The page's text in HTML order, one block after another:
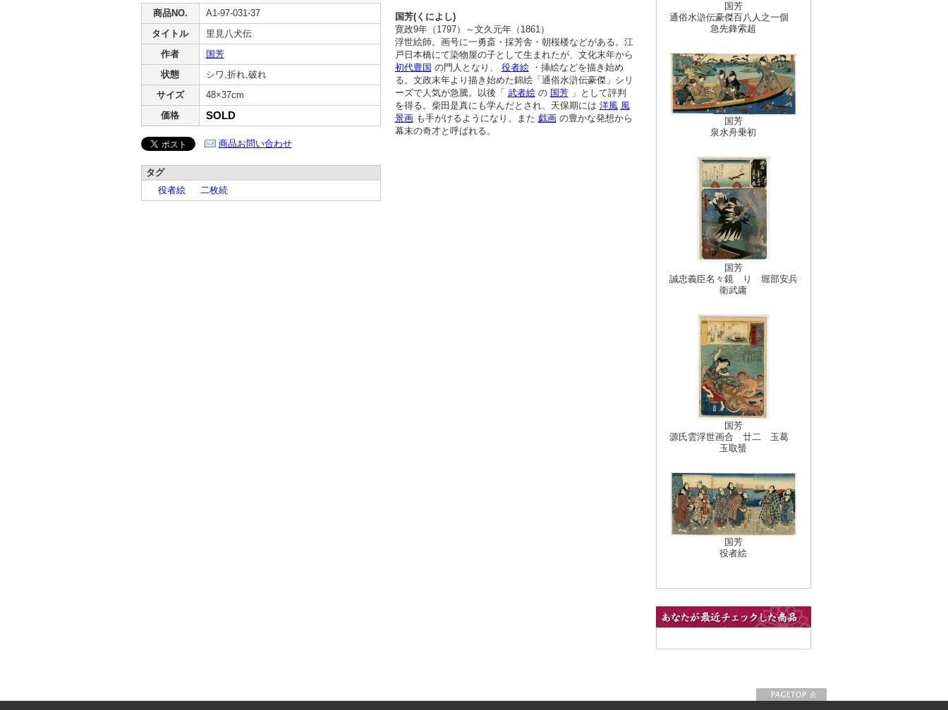
商品NO.
A1-97-031-37
タイトル
里見八犬伝
作者
国芳
状態
シワ,折れ,破れ
サイズ
48×37cm
価格
SOLD
商品お問い合わせ
タグ
役者絵
二枚続
国芳(くによし)
寛政9年（1797）～文久元年（1861）
浮世絵師。画号に一勇斎・採芳舎・朝桜楼などがある。江
戸日本橋にて染物屋の子として生まれたが、文化末年から
初代豊国 の門人となり、 役者絵・挿絵などを描き始め
る。文政末年より描き始めた錦絵「通俗水滸伝豪傑」シリ
ーズで人気が急騰。以後「 武者絵の 国芳」として評判
を得る。柴田是真にも学んだとされ、天保期には 洋風 風
景画も手がけるようになり、また 戯画の豊かな発想から
幕末の奇才と呼ばれる。
国芳
通俗水滸伝豪傑百八人之一個
急先鋒索超
国芳
泉水舟乗初
国芳
誠忠義臣名々鏡 り 堀部安兵
衛武庸
国芳
源氏雲浮世画合 廿二 玉葛
玉取蜑
国芳
役者絵